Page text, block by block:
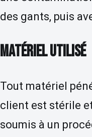
des gants, puis
MATÉRIEL UTILISÉ
Tout matériel
client est stérile
soumis à un